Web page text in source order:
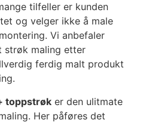
tilfeller er kunden
og velger ikke å male
Vi anbefaler
strøk maling etter
ferdig malt produkt
toppstrøker den ulitmate
Her påføres det